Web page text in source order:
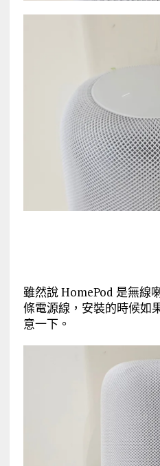
雖然說 HomePod 是無線
條電源線，安裝的時候如
意一下。